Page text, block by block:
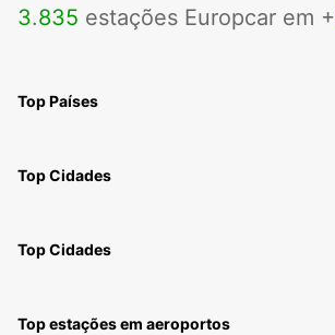
3.835 estações Europcar em +
Top Países
Top Cidades
Top Cidades
Top estações em aeroportos